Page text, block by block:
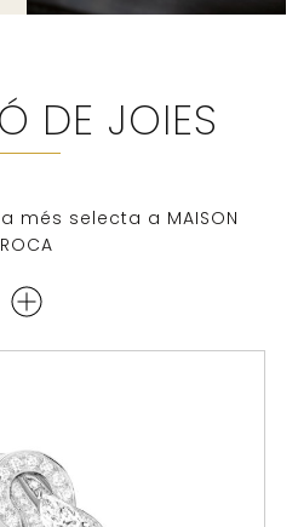
DE JOIES
més selecta a MAISON
ROCA